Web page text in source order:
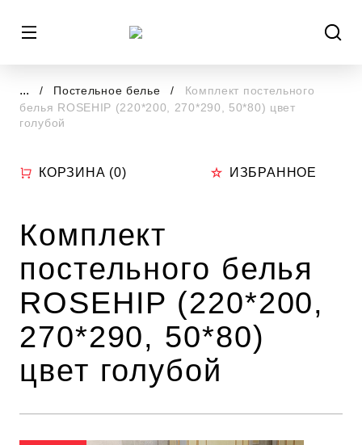
... Постельное белье
Комплект постельного
белья ROSEHIP (220*200, 270*290, 50*80) цвет
голубой
КОРЗИНА (0) ИЗБРАННОЕ
Комплект
постельного белья
ROSEHIP (220*200,
270*290, 50*80)
цвет голубой